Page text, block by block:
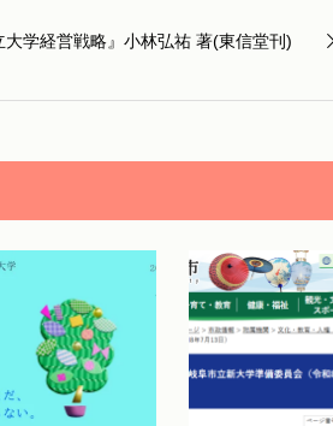
大学経営戦略』小林弘祐 著(東信堂刊)